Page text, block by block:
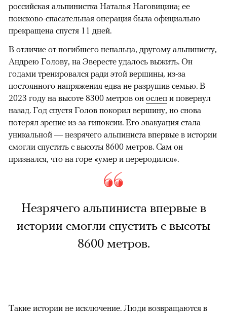
российская альпинистка Наталья Наговицина; ее
поисково-спасательная операция была официально
прекращена спустя 11 дней.
В отличие от погибшего непальца, другому альпинисту,
Андрею Голову, на Эвересте удалось выжить. Он
годами тренировался ради этой вершины, из-за
постоянного напряжения едва не разрушив семью. В
2023 году на высоте 8300 метров он ослеп и повернул
назад. Год спустя Голов покорил вершину, но снова
потерял зрение из-за гипоксии. Его эвакуация стала
уникальной — незрячего альпиниста впервые в истории
смогли спустить с высоты 8600 метров. Сам он
признался, что на горе «умер и переродился».
Незрячего альпиниста впервые в
истории смогли спустить с высоты
8600 метров.
Такие истории не исключение. Люди возвращаются в